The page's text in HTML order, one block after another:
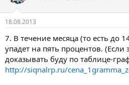
18.08.2013
7. В течение месяца (то есть до
упадет на пять процентов. (Если
доказывать буду по таблице-
http://siqnalrp.ru/